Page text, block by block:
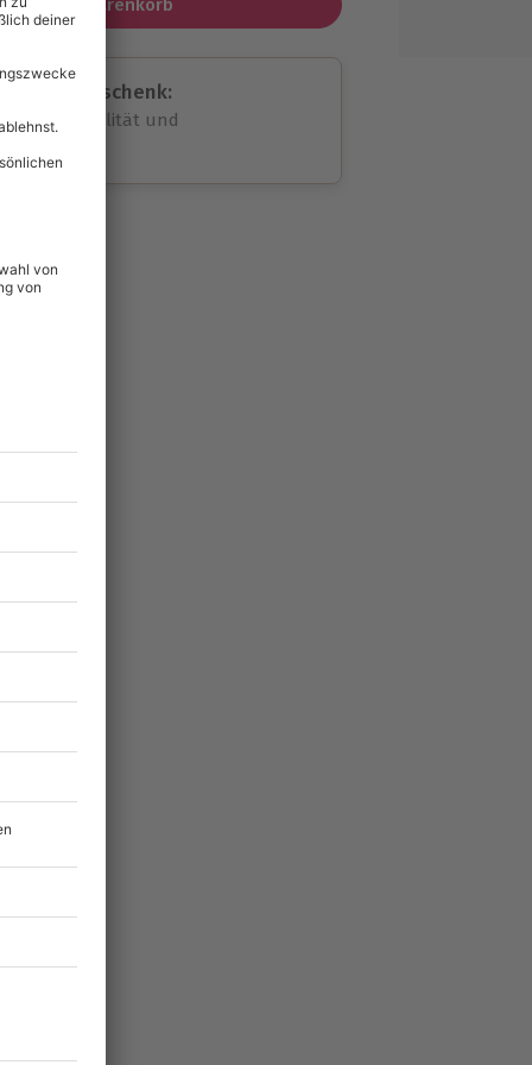
In den Warenkorb
Geschenk:
volle Flexibilität und
für alle Erlebnisse